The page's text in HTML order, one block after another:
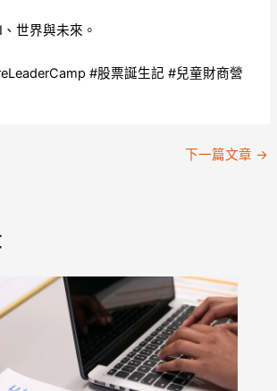
世界與未來。
#股票誕生記 #兒童財商營
下一篇文章 →